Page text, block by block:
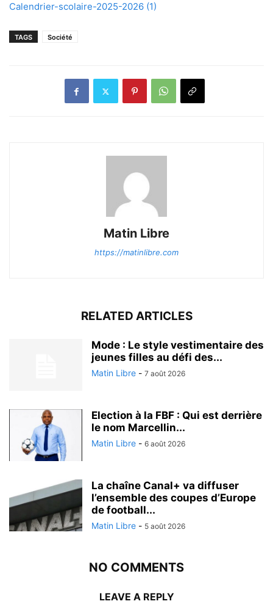
Calendrier-scolaire-2025-2026 (1)
TAGS Société
Matin Libre
https://matinlibre.com
RELATED ARTICLES
Mode : Le style vestimentaire des
jeunes filles au défi des...
Matin Libre - 7 août 2026
Election à la FBF : Qui est derrière
le nom Marcellin...
Matin Libre - 6 août 2026
La chaîne Canal+ va diffuser
l’ensemble des coupes d’Europe
de football...
Matin Libre - 5 août 2026
NO COMMENTS
LEAVE A REPLY